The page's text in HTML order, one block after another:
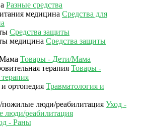
Разные средства
Средства для
Средства защиты
Средства защиты
Товары - Дети/Мама
Товары -
Травматология и
Уход -
люди/реабилитация
- Раны